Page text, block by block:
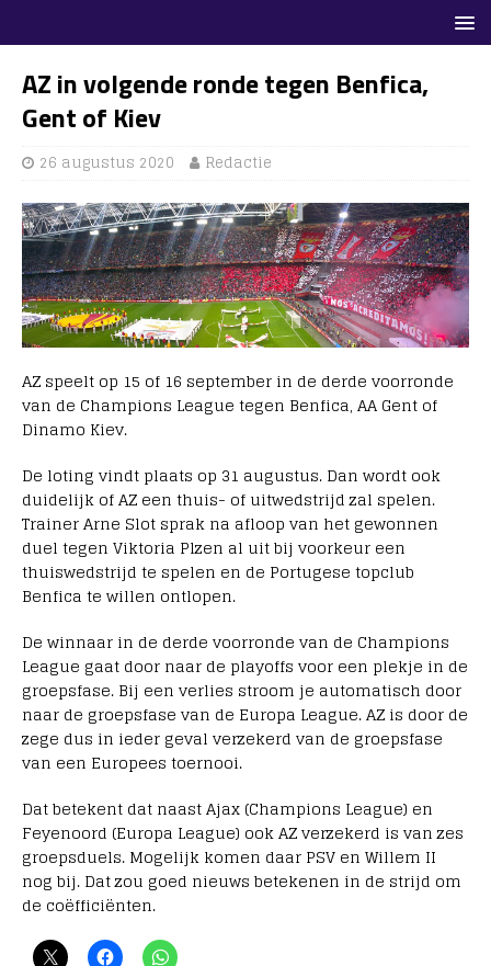
AZ in volgende ronde tegen Benfica,
Gent of Kiev
26 augustus 2020 Redactie
AZ speelt op 15 of 16 september in de derde voorronde
van de Champions League tegen Benfica, AA Gent of
Dinamo Kiev.
De loting vindt plaats op 31 augustus. Dan wordt ook
duidelijk of AZ een thuis- of uitwedstrijd zal spelen.
Trainer Arne Slot sprak na afloop van het gewonnen
duel tegen Viktoria Plzen al uit bij voorkeur een
thuiswedstrijd te spelen en de Portugese topclub
Benfica te willen ontlopen.
De winnaar in de derde voorronde van de Champions
League gaat door naar de playoffs voor een plekje in de
groepsfase. Bij een verlies stroom je automatisch door
naar de groepsfase van de Europa League. AZ is door de
zege dus in ieder geval verzekerd van de groepsfase
van een Europees toernooi.
Dat betekent dat naast Ajax (Champions League) en
Feyenoord (Europa League) ook AZ verzekerd is van zes
groepsduels. Mogelijk komen daar PSV en Willem II
nog bij. Dat zou goed nieuws betekenen in de strijd om
de coëfficiënten.